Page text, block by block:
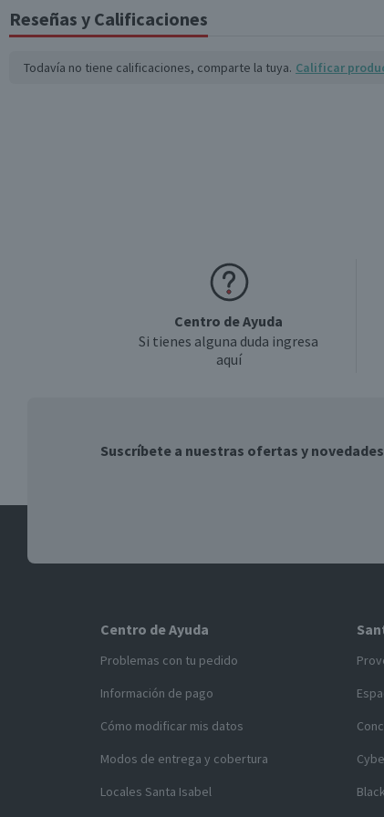
Reseñas y Calificaciones
Todavía no tiene calificaciones, comparte la tuya. Calificar
Centro de Ayuda
Si tienes alguna duda ingresa
aquí
Suscríbete a nuestras ofertas y novedades
Centro de Ayuda
Problemas con tu pedido
Información de pago
Cómo modificar mis datos
Modos de entrega y cobertura
Locales Santa Isabel